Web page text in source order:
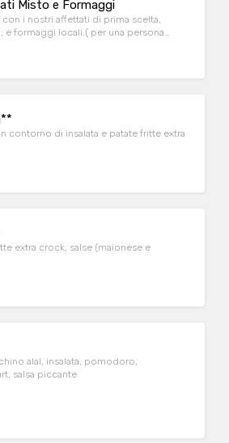
Misto e Formaggi
i nostri affettati di prima scelta,
e formaggi locali.( per una persona
contorno di insalata e patate fritte extra
extra crock, salse (maionese e
alal, insalata, pomodoro,
salsa piccante